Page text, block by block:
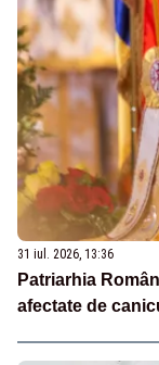
31 iul. 2026, 13:36
Patriarhia
afectate de